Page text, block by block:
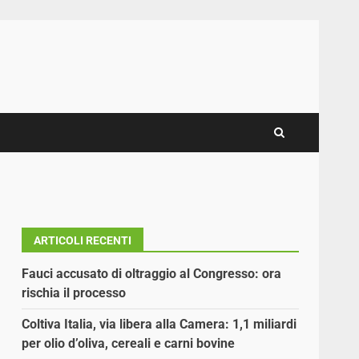
ARTICOLI RECENTI
Fauci accusato di oltraggio al Congresso: ora
rischia il processo
Coltiva Italia, via libera alla Camera: 1,1 miliardi
per olio d’oliva, cereali e carni bovine